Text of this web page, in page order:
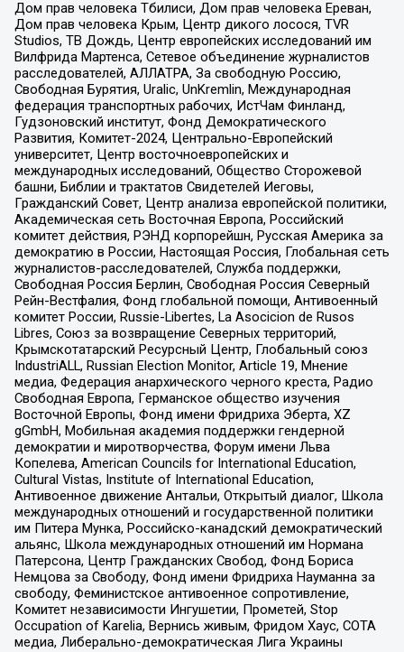
Дом прав человека Тбилиси, Дом прав человека Ереван,
Дом прав человека Крым, Центр дикого лосося, TVR
Studios, ТВ Дождь, Центр европейских исследований им
Вилфрида Мартенса, Сетевое объединение журналистов
расследователей, АЛЛАТРА, За свободную Россию,
Свободная Бурятия, Uralic, UnKremlin, Международная
федерация транспортных рабочих, ИстЧам Финланд,
Гудзоновский институт, Фонд Демократического
Развития, Комитет-2024, Центрально-Европейский
университет, Центр восточноевропейских и
международных исследований, Общество Сторожевой
башни, Библии и трактатов Свидетелей Иеговы,
Гражданский Совет, Центр анализа европейской политики,
Академическая сеть Восточная Европа, Российский
комитет действия, РЭНД корпорейшн, Русская Америка за
демократию в России, Настоящая Россия, Глобальная сеть
журналистов-расследователей, Служба поддержки,
Свободная Россия Берлин, Свободная Россия Северный
Рейн-Вестфалия, Фонд глобальной помощи, Антивоенный
комитет России, Russie-Libertes, La Asocicion de Rusos
Libres, Союз за возвращение Северных территорий,
Крымскотатарский Ресурсный Центр, Глобальный союз
IndustriALL, Russian Election Monitor, Article 19, Мнение
медиа, Федерация анархического черного креста, Радио
Свободная Европа, Германское общество изучения
Восточной Европы, Фонд имени Фридриха Эберта, XZ
gGmbH, Мобильная академия поддержки гендерной
демократии и миротворчества, Форум имени Льва
Копелева, American Councils for International Education,
Cultural Vistas, Institute of International Education,
Антивоенное движение Антальи, Открытый диалог, Школа
международных отношений и государственной политики
им Питера Мунка, Российско-канадский демократический
альянс, Школа международных отношений им Нормана
Патерсона, Центр Гражданских Свобод, Фонд Бориса
Немцова за Свободу, Фонд имени Фридриха Науманна за
свободу, Феминистское антивоенное сопротивление,
Комитет независимости Ингушетии, Прометей, Stop
Occupation of Karelia, Вернись живым, Фридом Хаус, СОТА
медиа, Либерально-демократическая Лига Украины